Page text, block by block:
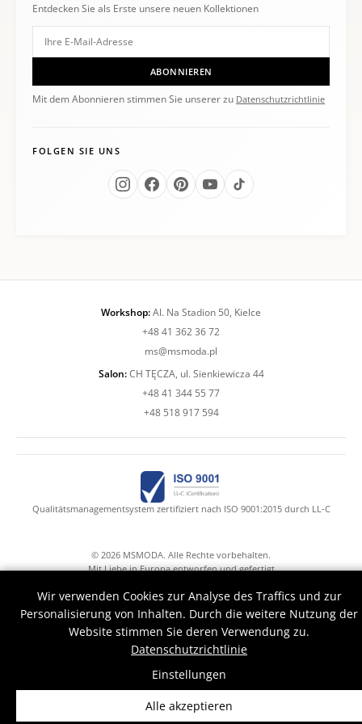
Entdecken Sie als Erste unsere neuen Kollektionen
ABONNIEREN
Mit dem Abonnieren stimmen Sie unserer zu Datenschutzrichtlinie
FOLGEN SIE UNS
Workshop:Al. Na Stadion 50, Kielce
+48 41 362 36 72
ms@msmoda.pl
Salon:CH TĘCZA, ul. Sienkiewicza 44
+48 41 344 55 77
+48 518 917 594
Qualitätsmanagementsystem zertifiziert nach ISO 9001:2015 durch LL-C
© 2026 MSMODA. Alle Rechte vorbehalten.
Mit Liebe in Europa entworfen und gefertigt
Wir verwenden Cookies zur Analyse des Traffics und zur
Personalisierung von Inhalten. Durch die weitere Nutzung der
Website stimmen Sie deren Verwendung zu.
Datenschutzrichtlinie
Einstellungen
Alle akzeptieren